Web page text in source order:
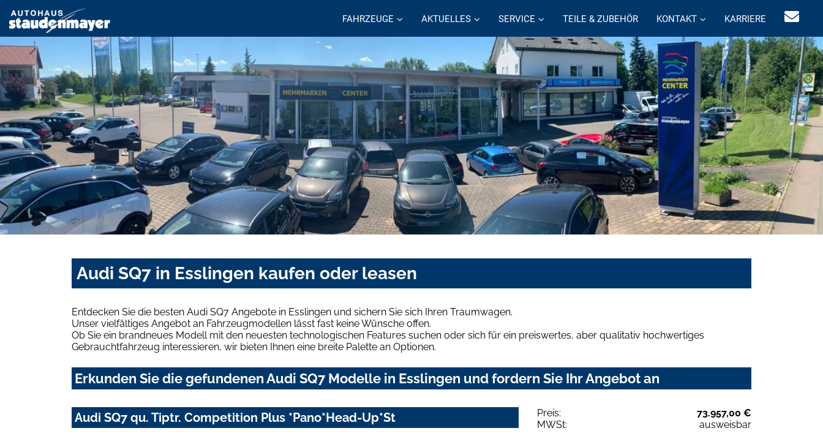
FAHRZEUGE AKTUELLES SERVICE TEILE & ZUBEHÖR KONTAKT KARRIERE
Audi SQ7 in Esslingen kaufen oder leasen
Entdecken Sie die besten Audi SQ7 Angebote in Esslingen und sichern Sie sich Ihren Traumwagen.
Unser vielfältiges Angebot an Fahrzeugmodellen lässt fast keine Wünsche offen.
Ob Sie ein brandneues Modell mit den neuesten technologischen Features suchen oder sich für ein preiswertes, aber qualitativ hochwertiges
Gebrauchtfahrzeug interessieren, wir bieten Ihnen eine breite Palette an Optionen.
Erkunden Sie die gefundenen Audi SQ7 Modelle in Esslingen und fordern Sie Ihr Angebot an
Audi SQ7 qu. Tiptr. Competition Plus *Pano*Head-Up*St Preis:
73.957,00 €
MWSt:
ausweisbar